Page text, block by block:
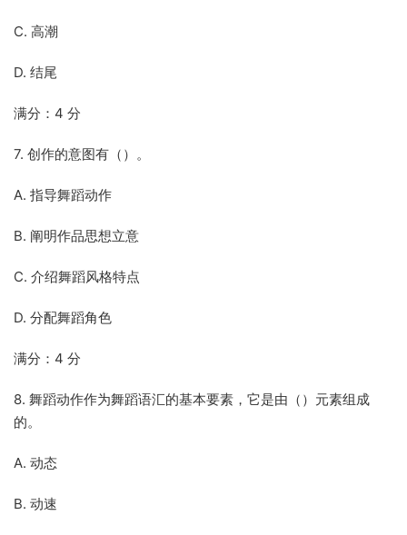
C. 高潮
D. 结尾
满分：4 分
7. 创作的意图有（）。
A. 指导舞蹈动作
B. 阐明作品思想立意
C. 介绍舞蹈风格特点
D. 分配舞蹈角色
满分：4 分
8. 舞蹈动作作为舞蹈语汇的基本要素，它是由（）元素组成
的。
A. 动态
B. 动速